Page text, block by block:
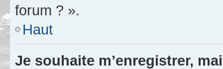
forum ? ».
Haut
Je souhaite m’enregistrer,